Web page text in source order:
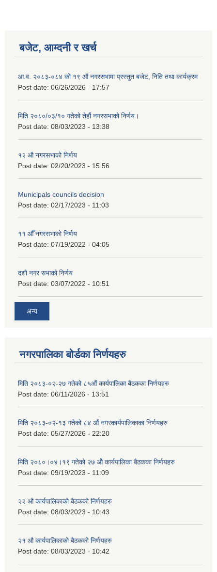
बजेट, आम्दनी र खर्च
आ.व. २०८३-०८४ को १९ औं नगरसभामा प्रस्तुत बजेट, निति तथा कार्यक्रम
Post date: 06/26/2026 - 17:57
मिति २०८०/०३/१० गतेको तेर्हौ नगरसभाको निर्णय।
Post date: 08/03/2023 - 13:38
१२ औ नगरसभाको निर्णय
Post date: 02/20/2023 - 15:56
Municipals councils decision
Post date: 02/17/2023 - 11:03
११ ‌औँ नगरसभाको निर्णय
Post date: 07/19/2022 - 04:05
दशौ नगर सभाको निर्णय
Post date: 03/07/2022 - 10:51
अन्य
नगरपालिका बोर्डका निर्णयहरु
मिति २०८३-०२-२७ गतेको ८५औं कार्यपालिका बैठकका निर्णयहरु
Post date: 06/11/2026 - 13:51
मिति २०८३-०२-१३ गतेको ८४ औं नगरकार्यपालिकाका निर्णयहरु
Post date: 05/27/2026 - 22:20
मिति २०८०।०४।१९ गतेको २७ ‌‍‌ओेै कार्यपालिका बैठकका निर्णयहरु
Post date: 09/19/2023 - 11:09
२‍२ औ कार्यपालिकाको बैठकको निर्णयहरु
Post date: 08/03/2023 - 10:43
२‍१ औ कार्यपालिकाको बैठकको निर्णयहरु
Post date: 08/03/2023 - 10:42